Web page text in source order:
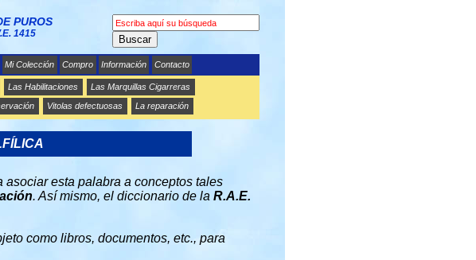
PUROS
1415 Buscar
Mi Colección Compro Información Contacto
Las Habilitaciones Las Marquillas Cigarreras
Vitolas defectuosas La reparación
asociar esta palabra a conceptos tales
. Así mismo, el diccionario de la R.A.E.
como libros, documentos, etc., para